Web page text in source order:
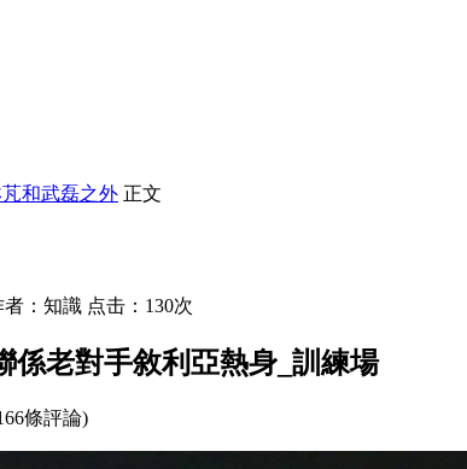
芃和武磊之外 正文
者：知識 点击：130次
係老對手敘利亞熱身_訓練場
條評論)